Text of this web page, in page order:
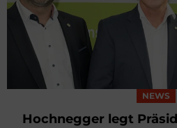
NEWS
Hochnegger legt